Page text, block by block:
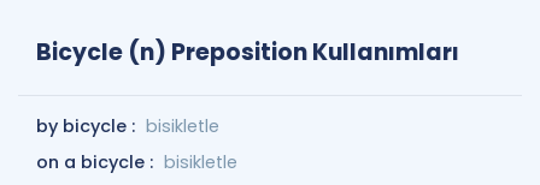
Bicycle (n) Preposition Kullanımları
by bicycle : bisikletle
on a bicycle : bisikletle